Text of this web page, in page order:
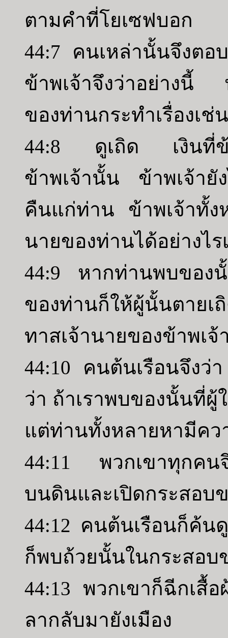
ตามคำที่โยเซฟบอก
44:7 คนเหล่านั้นจึงตอ
ข้าพเจ้าจึงว่าอย่างนี้
ของท่านกระทำเรื่องเช่
44:8 ดูเถิด เงินที่ข้า
ข้าพเจ้านั้น ข้าพเจ้ายั
คืนแก่ท่าน ข้าพเจ้าทั้ง
นายของท่านได้อย่างไร
44:9 หากท่านพบของนั้
ของท่านก็ให้ผู้นั้นตายเ
ทาสเจ้านายของข้าพเจ้
44:10 คนต้นเรือนจึงว่
ว่า ถ้าเราพบของนั้นที่ผู้
แต่ท่านทั้งหลายหามีคว
44:11 พวกเขาทุกคนจึ
บนดินและเปิดกระสอบ
44:12 คนต้นเรือนก็ค้น
ก็พบถ้วยนั้นในกระสอบ
44:13 พวกเขาก็ฉีกเสื้
ลากลับมายังเมือง